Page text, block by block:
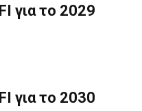
για το 2029
για το 2030